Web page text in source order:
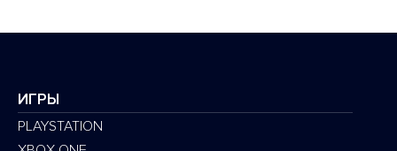
ИГРЫ
PLAYSTATION